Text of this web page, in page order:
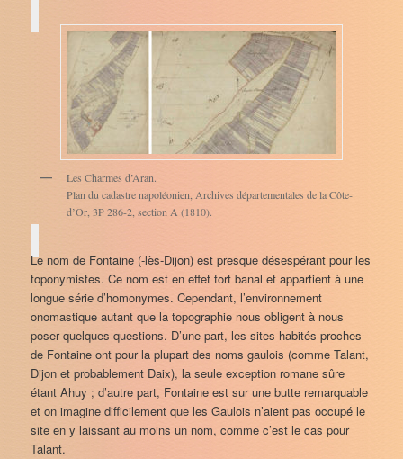
Les Charmes d’Aran.
Plan du cadastre napoléonien, Archives départementales de la Côte-
d’Or, 3P 286-2, section A (1810).
Le nom de Fontaine (-lès-Dijon) est presque désespérant pour les
toponymistes. Ce nom est en effet fort banal et appartient à une
longue série d’homonymes. Cependant, l’environnement
onomastique autant que la topographie nous obligent à nous
poser quelques questions. D’une part, les sites habités proches
de Fontaine ont pour la plupart des noms gaulois (comme Talant,
Dijon et probablement Daix), la seule exception romane sûre
étant Ahuy ; d’autre part, Fontaine est sur une butte remarquable
et on imagine difficilement que les Gaulois n’aient pas occupé le
site en y laissant au moins un nom, comme c’est le cas pour
Talant.